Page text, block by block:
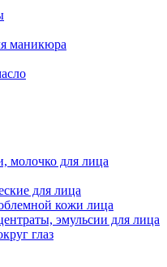
маникюра
молочко для лица
для лица
кожи лица
эмульсии для лица
глаз